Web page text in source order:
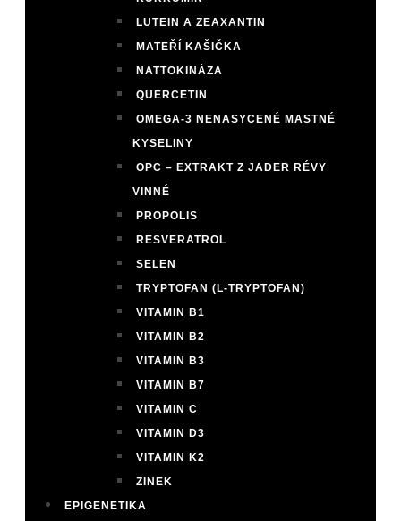
LUTEIN A ZEAXANTIN
MATEŘÍ KAŠIČKA
NATTOKINÁZA
QUERCETIN
OMEGA-3 NENASYCENÉ MASTNÉ
KYSELINY
OPC – EXTRAKT Z JADER RÉVY
VINNÉ
PROPOLIS
RESVERATROL
SELEN
TRYPTOFAN (L-TRYPTOFAN)
VITAMIN B1
VITAMIN B2
VITAMIN B3
VITAMIN B7
VITAMIN C
VITAMIN D3
VITAMIN K2
ZINEK
EPIGENETIKA